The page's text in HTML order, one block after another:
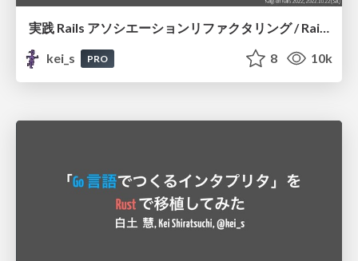
kei_s
PRO 8 10k